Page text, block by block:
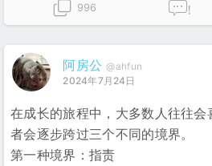
996
!
阿房公 @ahfun
2024年7月24日
在成长的旅程中，大多数人往往
者会逐步跨过三个不同的境界。
第一种境界：指责